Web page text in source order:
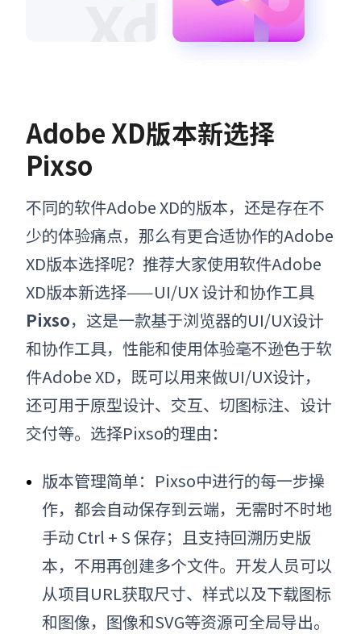
Adobe XD版本新选择
Pixso
不同的软件Adobe XD的版本， 还是存在不
少的体验痛点，那么有更合适协作的Adobe
XD版本选择呢？推荐大家使用软件Adobe
XD版本新选择——UI/UX 设计和协作工具
Pixso，这是一款基于浏览器的UI/UX设计
和协作工具，性能和使用体验毫不逊色于软
件Adobe XD，既可以用来做UI/UX设计，
还可用于原型设计、交互、切图标注、设计
交付等。选择Pixso的理由：
版本管理简单：Pixso中进行的每一步操
作，都会自动保存到云端，无需时不时地
手动 Ctrl + S 保存；且支持回溯历史版
本，不用再创建多个文件。开发人员可以
从项目URL获取尺寸、样式以及下载图标
和图像，图像和SVG等资源可全局导出。